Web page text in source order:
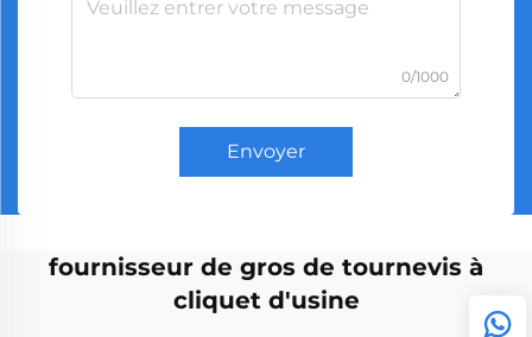
0/1000
Envoyer
fournisseur de gros de tournevis à
cliquet d'usine